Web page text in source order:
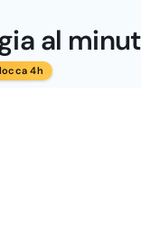
al
4h